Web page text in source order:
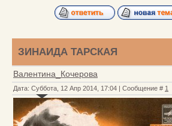
ЗИНАИДА ТАРСКАЯ
Валентина_Кочерова
Дата: Суббота, 12 Апр 2014, 17:04 | Сообщение # 1